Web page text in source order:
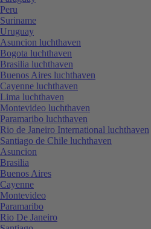
Peru
Suriname
Uruguay
Asuncion luchthaven
Bogota luchthaven
Brasilia luchthaven
Buenos Aires luchthaven
Cayenne luchthaven
Lima luchthaven
Montevideo luchthaven
Paramaribo luchthaven
Rio de Janeiro International luchthaven
Santiago de Chile luchthaven
Asuncion
Brasilia
Buenos Aires
Cayenne
Montevideo
Paramaribo
Rio De Janeiro